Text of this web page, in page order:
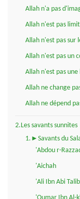
Allah n'a pas
Allah n'est pas
Allah n'est pas sur
Allah n'est pas un
Allah n'est pas
Allah ne change
Allah ne dépend
2.Les savants sunnites
1.►Savants du
'Abdou r-
'Aichah
'Ali Ibn Abi Talib